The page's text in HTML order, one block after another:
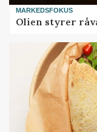
MARKEDSFOKUS
Olien styrer